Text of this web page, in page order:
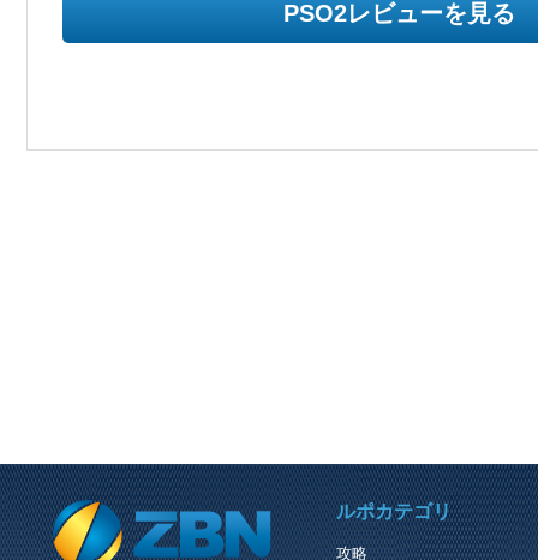
PSO2レビューを見る
PREVIOUS REVIEW
アークスサ
ルポカテゴリ
攻略